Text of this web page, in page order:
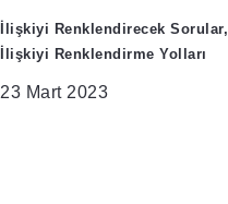
İlişkiyi Renklendirecek Sorular,
İlişkiyi Renklendirme Yolları
23 Mart 2023